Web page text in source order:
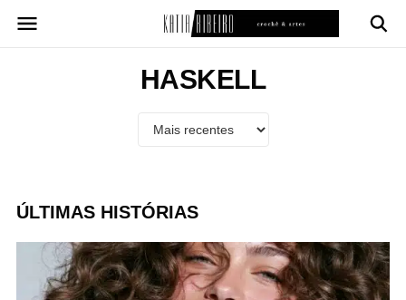
para
HASKELL
ÚLTIMAS HISTÓRIAS